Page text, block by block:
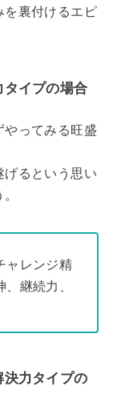
を裏付けるエピ
イプの場合
やってみる旺盛
げるという思い
ャレンジ精
継続力、
力タイプの